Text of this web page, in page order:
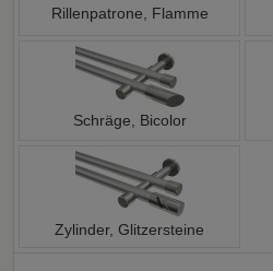
Rillenpatrone, Flamme
Schräge, Bicolor
Zylinder, Glitzersteine